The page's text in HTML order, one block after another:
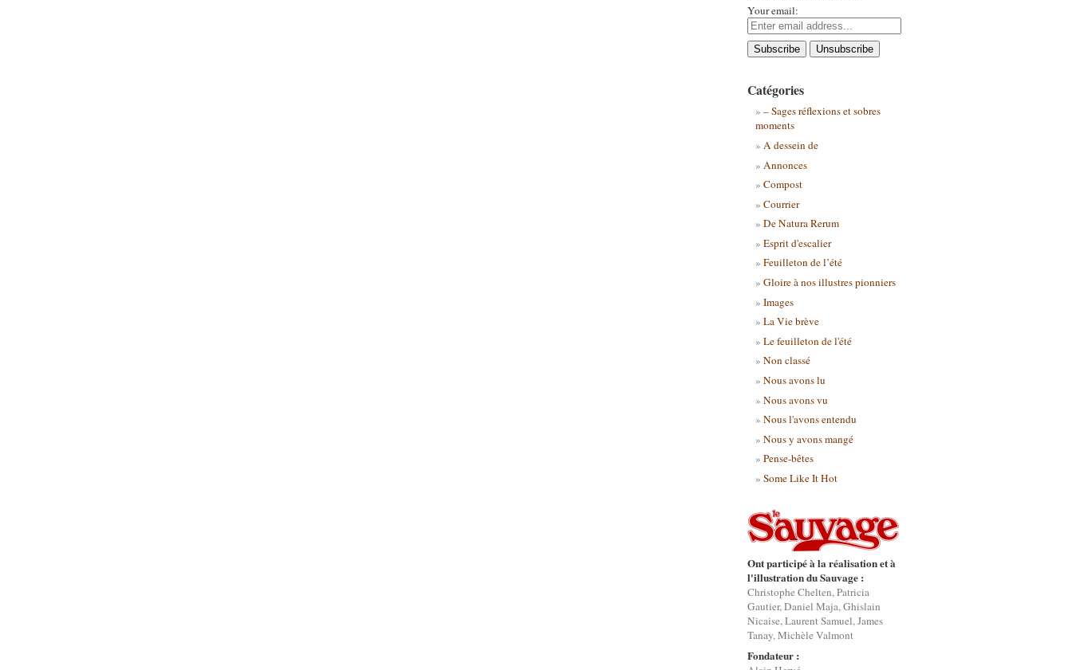
Your email:
Catégories
– Sages réflexions et sobres
moments
A dessein de
Annonces
Compost
Courrier
De Natura Rerum
Esprit d'escalier
Feuilleton de l’été
Gloire à nos illustres pionniers
Images
La Vie brève
Le feuilleton de l'été
Non classé
Nous avons lu
Nous avons vu
Nous l'avons entendu
Nous y avons mangé
Pense-bêtes
Some Like It Hot
Ont participé à la réalisation et à
l'illustration du Sauvage :
Christophe Chelten, Patricia
Gautier, Daniel Maja, Ghislain
Nicaise, Laurent Samuel, James
Tanay, Michèle Valmont
Fondateur :